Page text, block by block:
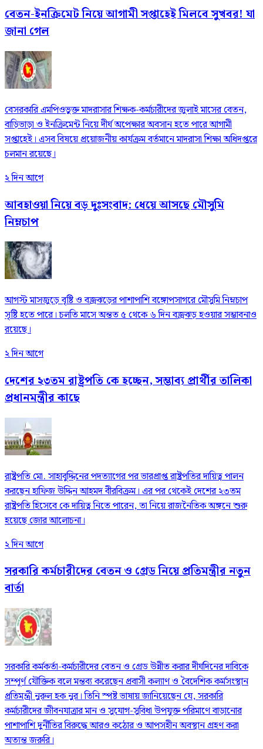
বেতন-ইনক্রিমেট নিয়ে আগামী সপ্তাহেই মিলবে সুখবর! যা
জানা গেল
বেসরকারি এমপিওভুক্ত মাদরাসার শিক্ষক-কর্মচারীদের জুলাই মাসের বেতন,
বাড়িভাড়া ও ইনক্রিমেন্ট নিয়ে দীর্ঘ অপেক্ষার অবসান হতে পারে আগামী
সপ্তাহেই। এসব বিষয়ে প্রয়োজনীয় কার্যক্রম বর্তমানে মাদরাসা শিক্ষা অধিদপ্তরে
চলমান রয়েছে।
২ দিন আগে
আবহাওয়া নিয়ে বড় দুঃসংবাদ: ধেয়ে আসছে মৌসুমি
নিম্নচাপ
আগস্ট মাসজুড়ে বৃষ্টি ও বজ্রঝড়ের পাশাপাশি বঙ্গোপসাগরে মৌসুমি নিম্নচাপ
সৃষ্টি হতে পারে। চলতি মাসে অন্তত ৫ থেকে ৬ দিন বজ্রঝড় হওয়ার সম্ভাবনাও
রয়েছে।
২ দিন আগে
দেশের ২৩তম রাষ্ট্রপতি কে হচ্ছেন, সম্ভাব্য প্রার্থীর তালিকা
প্রধানমন্ত্রীর কাছে
রাষ্ট্রপতি মো. সাহাবুদ্দিনের পদত্যাগের পর ভারপ্রাপ্ত রাষ্ট্রপতির দায়িত্ব পালন
করছেন হাফিজ উদ্দিন আহমদ বীরবিক্রম। এর পর থেকেই দেশের ২৩তম
রাষ্ট্রপতি হিসেবে কে দায়িত্ব নিতে পারেন, তা নিয়ে রাজনৈতিক অঙ্গনে শুরু
হয়েছে জোর আলোচনা।
২ দিন আগে
সরকারি কর্মচারীদের বেতন ও গ্রেড নিয়ে প্রতিমন্ত্রীর নতুন
বার্তা
সরকারি কর্মকর্তা-কর্মচারীদের বেতন ও গ্রেড উন্নীত করার দীর্ঘদিনের দাবিকে
সম্পূর্ণ যৌক্তিক বলে মন্তব্য করেছেন প্রবাসী কল্যাণ ও বৈদেশিক কর্মসংস্থান
প্রতিমন্ত্রী নুরুল হক নুর। তিনি স্পষ্ট ভাষায় জানিয়েছেন যে, সরকারি
কর্মচারীদের জীবনযাত্রার মান ও সুযোগ-সুবিধা উপযুক্ত পরিমাণে বাড়ানোর
পাশাপাশি দুর্নীতির বিরুদ্ধে আরও কঠোর ও আপসহীন অবস্থান গ্রহণ করা
অত্যন্ত জরুরি।